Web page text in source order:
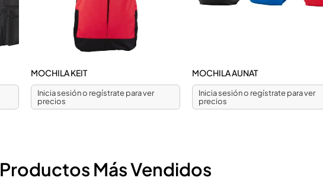
MOCHILA KEIT
Inicia sesión o regístrate para ver
precios
MOCHILA AUNAT
Inicia sesión o regístrate para ver
precios
Productos Más Vendidos